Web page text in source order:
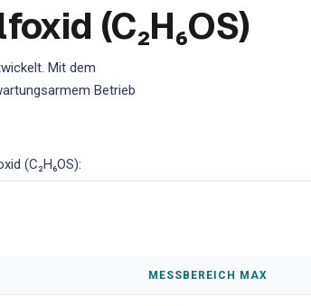
(C₂H₆OS)
Mit dem
Betrieb
(C₂H₆OS):
MESSBEREICH MAX